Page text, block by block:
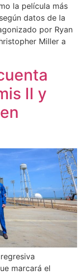
la película más
datos de la
por Ryan
Miller a
II y
marcará el